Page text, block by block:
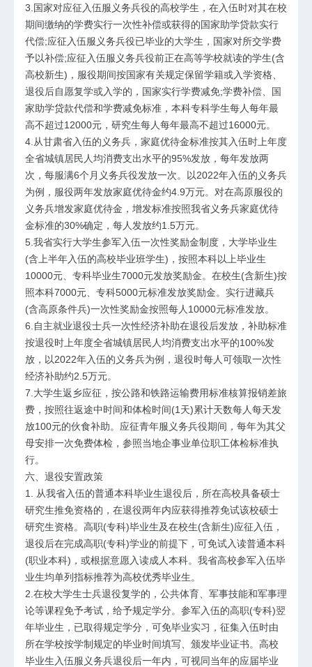
3.国家对应征入伍服义务兵役的高校学生，在入伍时对其在校
期间缴纳的学费实行一次性补偿或获得的国家助学贷款实行
代偿;应征入伍服义务兵役已毕业的大学生，国家对所交学费
予以补偿;应征入伍服义务兵役前正在高等学校就读的学生(含
高校新生)，服役期间按国家有关规定保留学籍或入学资格、
退役后自愿复学或入学的，国家实行学费减免;学费补偿、国
家助学贷款代偿和学费减免标准，本科专科学生每人每年最
高不超过12000元，研究生每人每年最高不超过16000元。
4.从甘肃省入伍的义务兵，家庭优待金标准按其入伍时上年度
全省城镇居民人均消费支出水平的95%发放，每年发放两
次，每服满6个月义务兵役发放一次。以2022年入伍的义务兵
为例，服役两年发放家庭优待金约4.9万元。对在高原服役的
义务兵增发家庭优待金，增发标准按照我省义务兵家庭优待
金标准的30%确定，每人发放约1.5万元。
5.我省实行大学生参军入伍一次性奖励金制度，大学毕业生
(含上半年入伍的高校毕业班学生)，按照本科以上毕业生
10000元、专科毕业生7000元发放奖励金。在校生(含新生)按
照本科7000元、专科5000元标准发放奖励金。实行进藏兵
(含高原条件兵)一次性奖励金按照每人10000元标准发放。
6.自主就业退役士兵一次性经济补助在退役后发放，补助标准
按退役时上年度全省城镇居民人均消费支出水平的100%发
放，以2022年入伍的义务兵为例，退役时每人可领取一次性
经济补助约2.5万元。
7.大学生返乡应征，按公路和铁路运输费用标准核算报销差旅
费，按照往返途中时间和体检时间(1天)累计天数每人每天发
放100元的伙食补助。应征青年服义务兵役期间，每年为其父
母安排一次免费体检，参照当地企事业单位职工体检标准执
行。
六、退役安置政策
1. 从我省入伍的普通本科毕业生退役后，所在高校具备硕士
研究生推免资格的，在退役两年内应获得推荐免试该校硕士
研究生资格。高职(专科)毕业生及在校生(含新生)应征入伍，
退役后在完成高职(专科)学业的前提下，可免试入读普通本科
(职业本科)，或根据意愿入读成人本科。我省高校参军入伍毕
业生均单列指标推荐为高校优秀毕业生。
2.在校大学生士兵退役复学的，公共体育、军事技能和军事理
论等课程免予考试，给予规定学分。参军入伍的高职(专科)翌
年毕业生，已取得规定学分，可免毕业实习，征集入伍时由
所在学校按学制规定的毕业时间填写、颁发毕业证书。高校
毕业生入伍服义务兵退役后一年内，可视同当年的应届毕业